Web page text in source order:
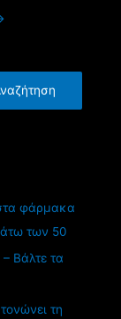
φάρμακα
των 50
Βάλτε τα
τη